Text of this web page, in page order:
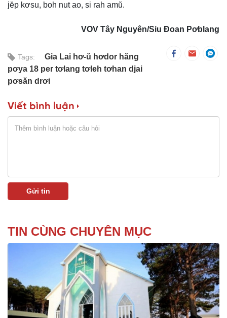
jĕp kơsu, boh nut ao, si rah amŭ.
VOV Tây Nguyên/Siu Đoan Pơblang
Tags:
Gia Lai hơ-ŭ hơdor hăng
pơya 18 per tơlang tơleh tơhan djai
pơsăn drơi
Viết bình luận
TIN CÙNG CHUYÊN MỤC